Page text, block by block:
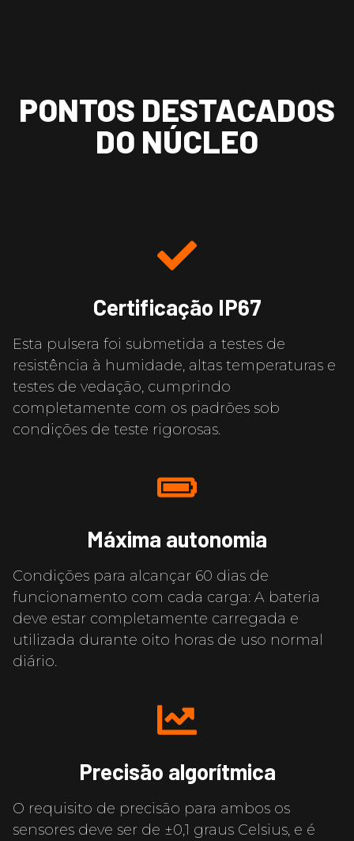
PONTOS DESTACADOS
DO NÚCLEO​
Certificação IP67
Esta pulsera foi submetida a testes de
resistência à humidade, altas temperaturas e
testes de vedação, cumprindo
completamente com os padrões sob
condições de teste rigorosas.
Máxima autonomia
Condições para alcançar 60 dias de
funcionamento com cada carga: A bateria
deve estar completamente carregada e
utilizada durante oito horas de uso normal
diário.
Precisão algorítmica
O requisito de precisão para ambos os
sensores deve ser de ±0,1 graus Celsius, e é